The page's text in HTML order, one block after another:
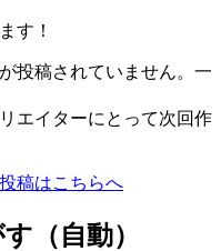
す！
投稿されていません。一
エイターにとって次回作
稿はこちらへ
（自動）